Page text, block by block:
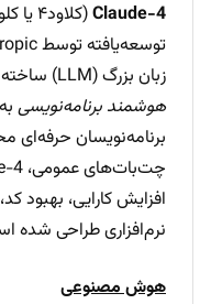
Claude-4
زبان بزرگ (LLM) ساخته شده و به عنوان یک
هوشمند برنامه‌نویسی
برنامه‌نویسان
افزایش کارایی، بهبود
نرم‌افزاری طراحی شده
هوش مصنوعی